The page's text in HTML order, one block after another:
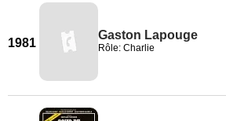
1981
Gaston Lapouge
Rôle: Charlie